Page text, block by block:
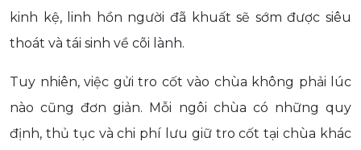
kinh kệ, linh hồn người đã khuất sẽ sớm được siêu
thoát và tái sinh về cõi lành.
Tuy nhiên, việc gửi tro cốt vào chùa không phải lúc
nào cũng đơn giản. Mỗi ngôi chùa có những quy
định, thủ tục và chi phí lưu giữ tro cốt tại chùa khác